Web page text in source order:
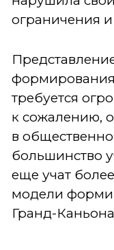
ограничения
требуется
к сожалению,
в
большинство
еще учат
модели
Гранд-